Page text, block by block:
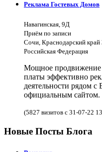
Реклама Гостевых Домов
Навагинская, 9Д
Приём по записи
Сочи, Краснодарский край
Российская Федерация
Мощное продвижение
платы эффективно
деятельности рядом
официальным сайтом.
(5827 визитов с 31-07-22
Новые Посты Блога